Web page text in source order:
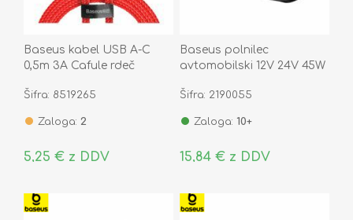
Baseus kabel USB A-C
0,5m 3A Cafule rdeč
Šifra: 8519265
Zaloga: 2
5,25 € z DDV
Baseus polnilec
avtomobilski 12V 24V 45W
CCMLC20C-01
Šifra: 2190055
Zaloga: 10+
15,84 € z DDV